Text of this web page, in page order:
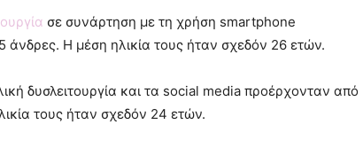
σε συνάρτηση με τη χρήση smartphone
Η μέση ηλικία τους ήταν σχεδόν 26 ετών.
δυσλειτουργία και τα social media προέρχονταν από
τους ήταν σχεδόν 24 ετών.